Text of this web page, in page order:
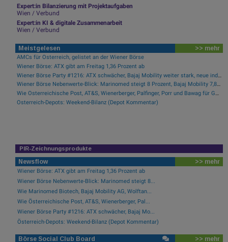
Expert:in Bilanzierung mit Projektaufgaben
Wien / Verbund
Expert:in KI & digitale Zusammenarbeit
Wien / Verbund
Meistgelesen >> mehr
AMCs für Österreich, gelistet an der Wiener Börse
Wiener Börse: ATX gibt am Freitag 1,36 Prozent ab
Wiener Börse Party #1216: ATX schwächer, Bajaj Mobility weiter stark, neue indische Freunde und Rajiv Bajaj mein Man of the Day
Wiener Börse Nebenwerte-Blick: Marinomed steigt 8 Prozent, Bajaj Mobility 7,84 Prozent
Wie Österreichische Post, AT&S, Wienerberger, Palfinger, Porr und Bawag für Gesprächsstoff im ATX sorgten
Österreich-Depots: Weekend-Bilanz (Depot Kommentar)
PIR-Zeichnungsprodukte
Newsflow >> mehr
Wiener Börse: ATX gibt am Freitag 1,36 Prozent ab
Wiener Börse Nebenwerte-Blick: Marinomed steigt 8...
Wie Marinomed Biotech, Bajaj Mobility AG, Wolftan...
Wie Österreichische Post, AT&S, Wienerberger, Pal...
Wiener Börse Party #1216: ATX schwächer, Bajaj Mo...
Österreich-Depots: Weekend-Bilanz (Depot Kommentar)
Börse Social Club Board >> mehr